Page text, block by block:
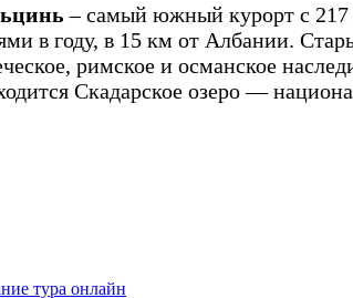
– самый южный курорт с
в году, в 15 км от Албании.
римское и османское
Скадарское озеро —